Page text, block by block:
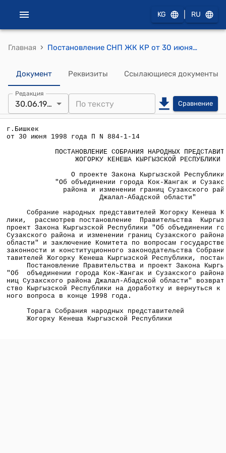
KG RU
Главная › Постановление СНП ЖК КР от 30 июня 1998 года П N 884-1-14 "О проекте Закона Кыргызской Республики "Об объединении города Кок-Жангак и Сузакского района и изменении границ Сузакского района Джалал-Абадской области"
Документ Реквизиты Ссылающиеся документы
Редакция
30.06.1998 Сравнение